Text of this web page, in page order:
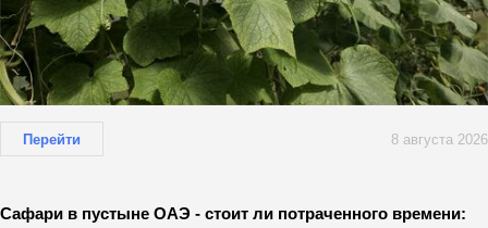
Перейти 8 августа 2026
Сафари в пустыне ОАЭ - стоит ли потраченного времени: